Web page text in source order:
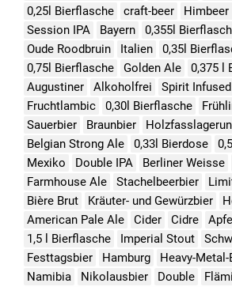
0,25l Bierflasche
craft-beer Himbeer
Session IPA
Bayern
0,355l
Oude Roodbruin
Italien 0,35l
0,75l Bierflasche
Golden Ale
0,375 l
Augustiner
Alkoholfrei Spirit Infused
Fruchtlambic
0,30l Bierflasche
Sauerbier
Braunbier
Belgian Strong Ale
0,33l Bierdose
Mexiko
Double IPA Berliner Weisse
Farmhouse Ale
Stachelbeerbier
Bière Brut
Kräuter- und Gewürzbier
American Pale Ale
Cider Cidre
1,5 l Bierflasche
Imperial Stout
Festtagsbier
Hamburg
Heavy-Metal-
Namibia
Nikolausbier Double